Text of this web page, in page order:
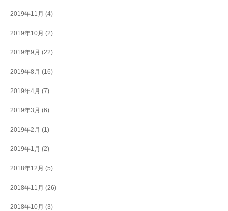
2019年11月 (4)
2019年10月 (2)
2019年9月 (22)
2019年8月 (16)
2019年4月 (7)
2019年3月 (6)
2019年2月 (1)
2019年1月 (2)
2018年12月 (5)
2018年11月 (26)
2018年10月 (3)